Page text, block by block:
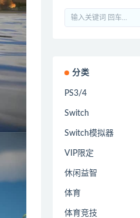
分类
PS3/4
Switch
Switch模拟器
VIP限定
休闲益智
体育
体育竞技